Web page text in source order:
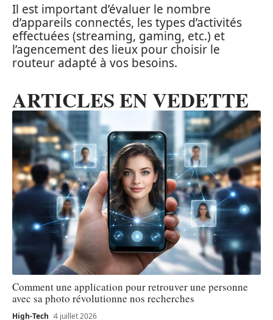
Il est important d’évaluer le nombre
d’appareils connectés, les types d’activités
effectuées (streaming, gaming, etc.) et
l’agencement des lieux pour choisir le
routeur adapté à vos besoins.
ARTICLES EN VEDETTE
Comment une application pour retrouver une personne
avec sa photo révolutionne nos recherches
High-Tech 4 juillet 2026